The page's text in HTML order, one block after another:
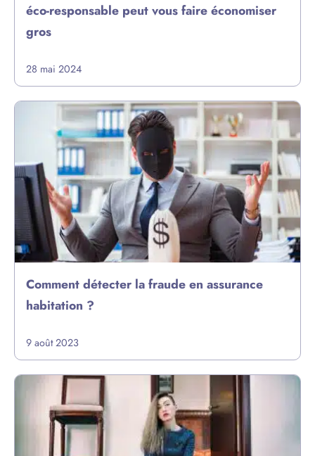
éco-responsable peut vous faire économiser
gros
28 mai 2024
Comment détecter la fraude en assurance
habitation ?
9 août 2023